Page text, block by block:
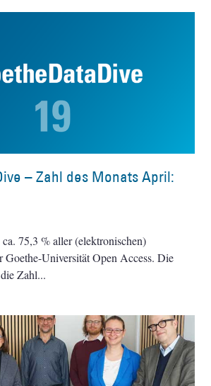
– Zahl des Monats April:
75,3 % aller (elektronischen)
Goethe-Universität Open Access. Die
Zahl